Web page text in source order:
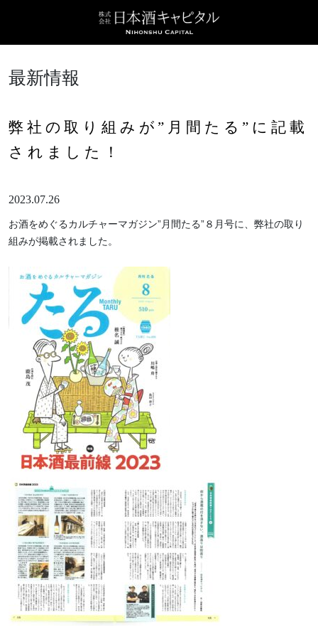
最新情報
弊社の取り組みが”月間たる”に記載
されました！
2023.07.26
お酒をめぐるカルチャーマガジン”月間たる”８月号に、弊社の取り
組みが掲載されました。